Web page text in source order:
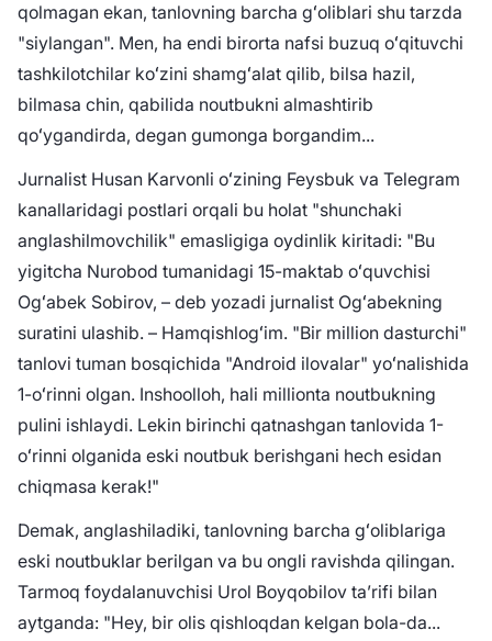
qolmagan ekan, tanlovning barcha gʻoliblari shu tarzda
"siylangan". Men, ha endi birorta nafsi buzuq oʻqituvchi
tashkilotchilar koʻzini shamgʻalat qilib, bilsa hazil,
bilmasa chin, qabilida noutbukni almashtirib
qoʻygandirda, degan gumonga borgandim...
Jurnalist Husan Karvonli oʻzining Feysbuk va Telegram
kanallaridagi postlari orqali bu holat "shunchaki
anglashilmovchilik" emasligiga oydinlik kiritadi: "Bu
yigitcha Nurobod tumanidagi 15-maktab oʻquvchisi
Ogʻabek Sobirov, – deb yozadi jurnalist Ogʻabekning
suratini ulashib. – Hamqishlogʻim. "Bir million dasturchi"
tanlovi tuman bosqichida "Android ilovalar" yoʻnalishida
1-oʻrinni olgan. Inshoolloh, hali millionta noutbukning
pulini ishlaydi. Lekin birinchi qatnashgan tanlovida 1-
oʻrinni olganida eski noutbuk berishgani hech esidan
chiqmasa kerak!"
Demak, anglashiladiki, tanlovning barcha gʻoliblariga
eski noutbuklar berilgan va bu ongli ravishda qilingan.
Tarmoq foydalanuvchisi Urol Boyqobilov taʼrifi bilan
aytganda: "Hey, bir olis qishloqdan kelgan bola-da...